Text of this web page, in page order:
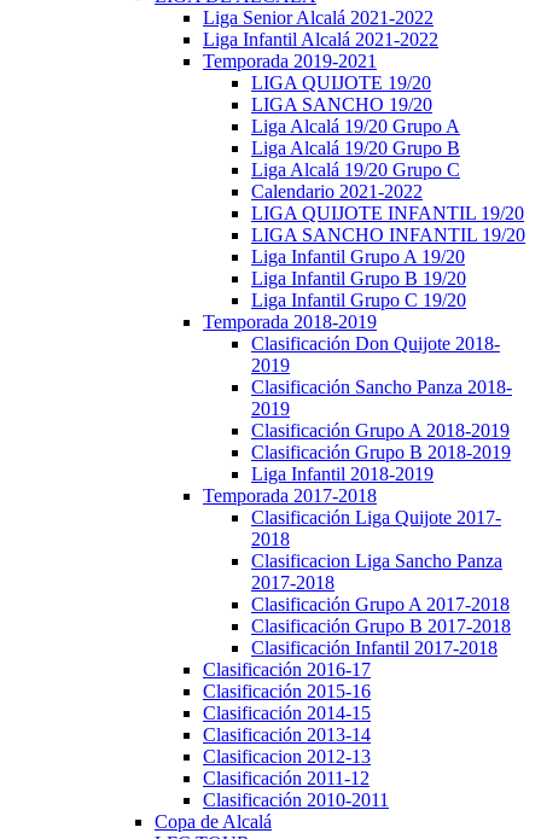
Liga Senior Alcalá 2021-2022
Liga Infantil Alcalá 2021-2022
Temporada 2019-2021
LIGA QUIJOTE 19/20
LIGA SANCHO 19/20
Liga Alcalá 19/20 Grupo A
Liga Alcalá 19/20 Grupo B
Liga Alcalá 19/20 Grupo C
Calendario 2021-2022
LIGA QUIJOTE INFANTIL 19/20
LIGA SANCHO INFANTIL 19/20
Liga Infantil Grupo A 19/20
Liga Infantil Grupo B 19/20
Liga Infantil Grupo C 19/20
Temporada 2018-2019
Clasificación Don Quijote 2018-
2019
Clasificación Sancho Panza 2018-
2019
Clasificación Grupo A 2018-2019
Clasificación Grupo B 2018-2019
Liga Infantil 2018-2019
Temporada 2017-2018
Clasificación Liga Quijote 2017-
2018
Clasificacion Liga Sancho Panza
2017-2018
Clasificación Grupo A 2017-2018
Clasificación Grupo B 2017-2018
Clasificación Infantil 2017-2018
Clasificación 2016-17
Clasificación 2015-16
Clasificación 2014-15
Clasificación 2013-14
Clasificacion 2012-13
Clasificación 2011-12
Clasificación 2010-2011
Copa de Alcalá